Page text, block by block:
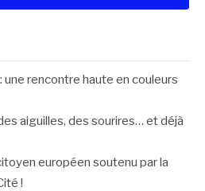
rencontre haute en couleurs
aiguilles, des sourires… et déjà
européen soutenu par la
!